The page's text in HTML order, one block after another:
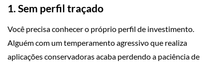
1. Sem perfil traçado
Você precisa conhecer o próprio perfil de investimento.
Alguém com um temperamento agressivo que realiza
aplicações conservadoras acaba perdendo a paciência de